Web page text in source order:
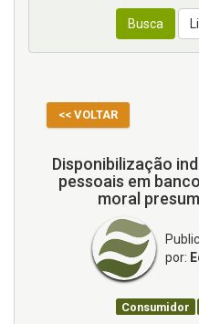
Busca
<< VOLTAR
Disponibilização
pessoais em
moral
por:
Consumidor